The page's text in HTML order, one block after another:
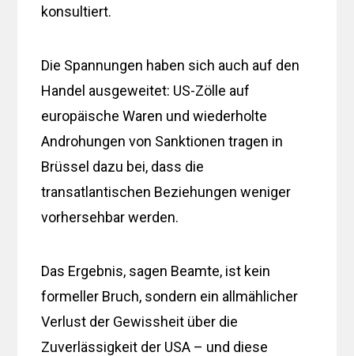
konsultiert.
Die Spannungen haben sich auch auf den
Handel ausgeweitet: US-Zölle auf
europäische Waren und wiederholte
Androhungen von Sanktionen tragen in
Brüssel dazu bei, dass die
transatlantischen Beziehungen weniger
vorhersehbar werden.
Das Ergebnis, sagen Beamte, ist kein
formeller Bruch, sondern ein allmählicher
Verlust der Gewissheit über die
Zuverlässigkeit der USA – und diese